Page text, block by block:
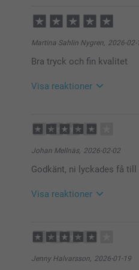
13:01
Hej Agneta,
Stort tack för de
Vi önskar dig en
Kirsi @smartphoto
Martina Sahlin Nygren, 2026-02-
Bra tryck och fin kvalitet
Visa reaktioner
11:43
Stort tack för dina
Varma hälsningar,
Johan Mellnäs, 2026-02-02
Godkänt, ni lyckades få
Visa reaktioner
13:40
Stort tack för dina
Jenny Halvarsson, 2026-01-19